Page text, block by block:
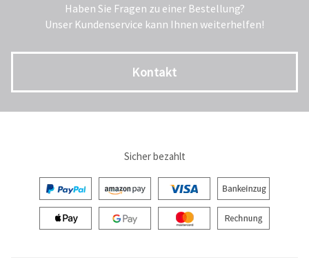
Haben Sie Fragen zu einer Bestellung?
Unser Kundenservice kann Ihnen weiterhelfen!
Kontakt
Sicher bezahlt